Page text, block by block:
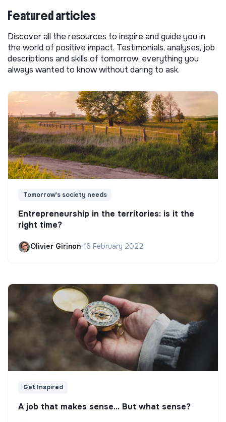
Featured articles
Discover all the resources to inspire and guide you in
the world of positive impact. Testimonials, analyses, job
descriptions and skills of tomorrow, everything you
always wanted to know without daring to ask.
Tomorrow's society needs
Entrepreneurship in the territories: is it the
right time?
Olivier Girinon•16 February 2022
Get Inspired
A job that makes sense... But what sense?